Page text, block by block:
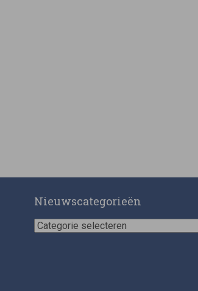
Nieuwscategorieën
Nieuwscategorieën